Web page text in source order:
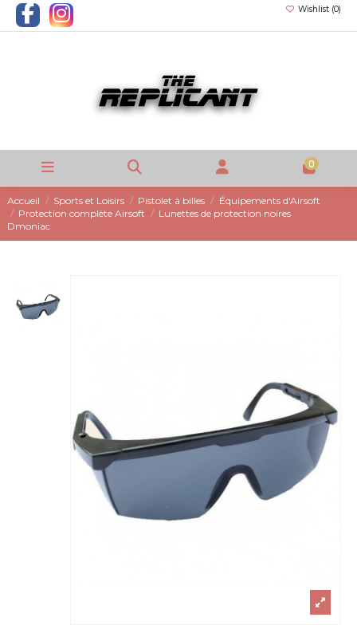
Wishlist (0)
0
Accueil Sports et Loisirs Pistolet à billes
Équipements d'Airsoft
Protection complète Airsoft
Lunettes de protection noires
Dmoniac